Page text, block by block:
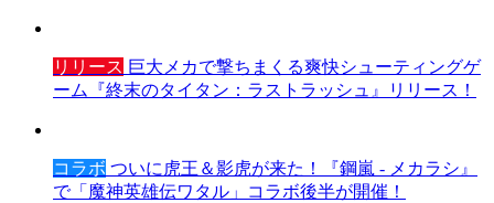
リリース 巨大メカで撃ちまくる爽快シューティングゲ
ーム『終末のタイタン：ラストラッシュ』リリース！
コラボ ついに虎王＆影虎が来た！『鋼嵐 - メカラシ』
で「魔神英雄伝ワタル」コラボ後半が開催！